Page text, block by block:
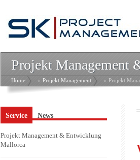
Projekt Management
Home » Projekt Management » Projekt
Service News
Projekt Management & Entwicklung
Mallorca